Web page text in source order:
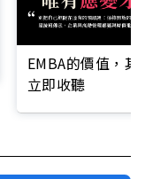
EMBA的價值，
立即收聽